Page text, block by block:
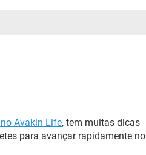
Avakin Life, tem muitas dicas
para avançar rapidamente no